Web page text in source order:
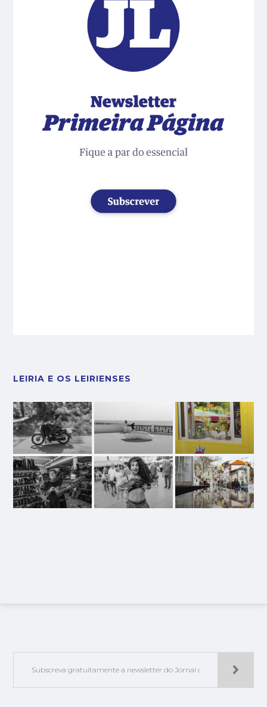
LEIRIA E OS LEIRIENSES